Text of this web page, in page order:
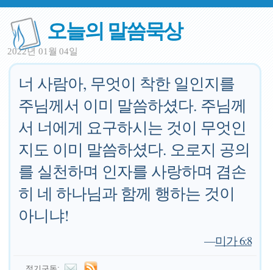
오늘의 말씀묵상
2022년 01월 04일
너 사람아, 무엇이 착한 일인지를
주님께서 이미 말씀하셨다. 주님께
서 너에게 요구하시는 것이 무엇인
지도 이미 말씀하셨다. 오로지 공의
를 실천하며 인자를 사랑하며 겸손
히 네 하나님과 함께 행하는 것이
아니냐!
—미가 6:8